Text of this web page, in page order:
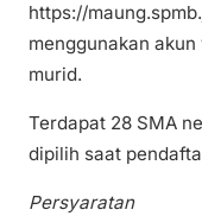
https://
menggunakan
murid.
Terdapat 28 SMA
dipilih saat
Persyaratan